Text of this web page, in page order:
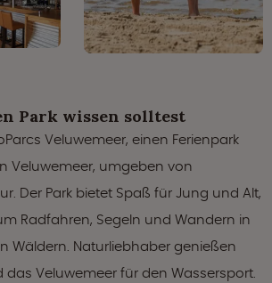
Park wissen solltest
Veluwemeer, einen Ferienpark
Veluwemeer, umgeben von
Der Park bietet Spaß für Jung und Alt,
Radfahren, Segeln und Wandern in
Wäldern. Naturliebhaber genießen
das Veluwemeer für den Wassersport.